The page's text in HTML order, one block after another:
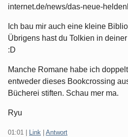
internet.de/news/das-neue-
Ich bau mir auch eine kleine
Übrigens hast du Tolkien in
:D
Manche Romane habe ich
entweder dieses Bookcrossing
Bücherei stiften. Schau mer ma.
Ryu
01:01 Link Antwort